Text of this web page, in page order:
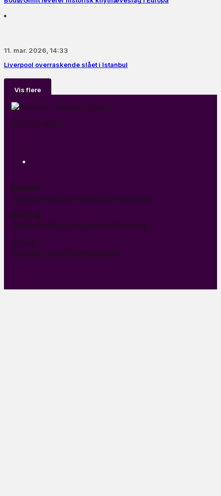
11. mar. 2026, 14:33
Liverpool overraskende slået i Istanbul
Vis flere
© 2025-2026
Indhold
NyhederKlubberStillingKampprogram
Betting
SpiltipsBettingTelegram oddsgruppe
Om os
KontaktOm osPrivatlivspolitik